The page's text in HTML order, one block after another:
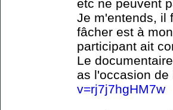
etc ne peuvent
Je m'entends, il
fâcher est à
participant ait
Le
as l'occasion de
v=rj7j7hgHM7w